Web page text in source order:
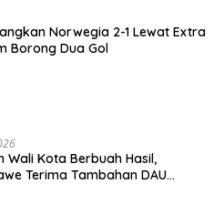
Norwegia 2-1 Lewat Extra
Borong Dua Gol
Wali Kota Berbuah Hasil,
Terima Tambahan DAU